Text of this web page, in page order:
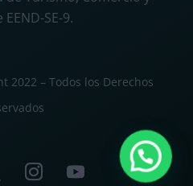
SE-9.
2022 – Todos los Derechos